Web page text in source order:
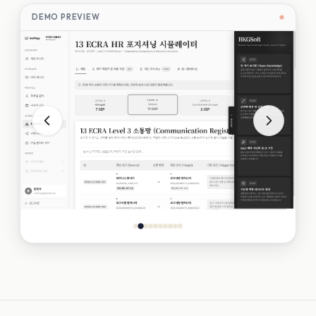
DEMO PREVIEW